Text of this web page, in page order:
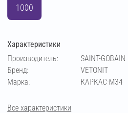
1000
Характеристики
Производитель:
SAINT-GOBAIN
Бренд:
VETONIT
Марка:
КАРКАС-М34
Все характеристики